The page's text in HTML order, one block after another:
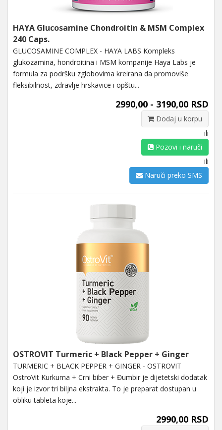
HAYA Glucosamine Chondroitin & MSM Complex
240 Caps.
GLUCOSAMINE COMPLEX - HAYA LABS Kompleks
glukozamina, hondroitina i MSM kompanije Haya Labs je
formula za podršku zglobovima kreirana da promoviše
fleksibilnost, zdravlje hrskavice i opštu...
2990,00 - 3190,00 RSD
Dodaj u korpu
ili
Pozovi i naruči
ili
Naruči preko SMS
OSTROVIT Turmeric + Black Pepper + Ginger
TURMERIC + BLACK PEPPER + GINGER - OSTROVIT
OstroVit Kurkuma + Crni biber + Đumbir je dijetetski dodatak
koji je izvor tri biljna ekstrakta. To je preparat dostupan u
obliku tableta koje...
2990,00 RSD